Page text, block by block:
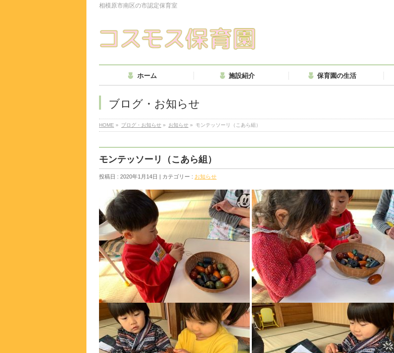
相模原市南区の市認定保育室
ホーム 施設紹介 保育園の生活
ブログ・お知らせ
HOME » ブログ・お知らせ » お知らせ » モンテッソーリ（こあら組）
モンテッソーリ（こあら組）
投稿日 : 2020年1月14日 | カテゴリー : お知らせ